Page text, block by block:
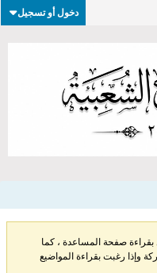
دخول أو تسجيل
صفحة المساعدة ، كما
وإذا رغبت بقراءة المواضيع